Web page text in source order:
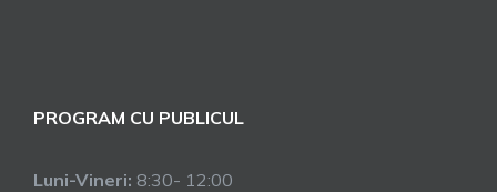
PROGRAM CU PUBLICUL
Luni-Vineri: 8:30- 12:00